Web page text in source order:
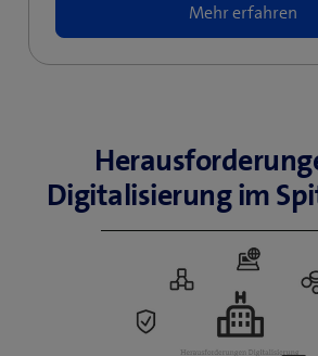
Mehr erfahren
Digitalisierung im